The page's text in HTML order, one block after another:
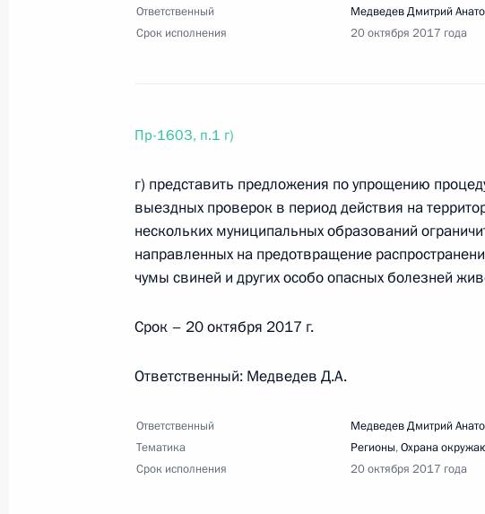
инвестиционных проектов на Дальнем Востоке
15 августа 2017 года, вторник
Перечень поручений о мерах по снижению
15 августа 2017 года, 19:00
15 августа 2017 года, 17:30 10 поручений
Ответственный
Медведев Дмитрий
Срок исполнения
20 октября 2017 года
Пр-1603, п.1 г)
г) представить предложения по упрощению
выездных проверок в период действия на
нескольких муниципальных образований
направленных на предотвращение
чумы свиней и других особо опасных болезней
Срок – 20 октября 2017 г.
Ответственный: Медведев Д.А.
Ответственный
Медведев Дмитрий
Тематика
Регионы,Охрана
Срок исполнения
20 октября 2017 года